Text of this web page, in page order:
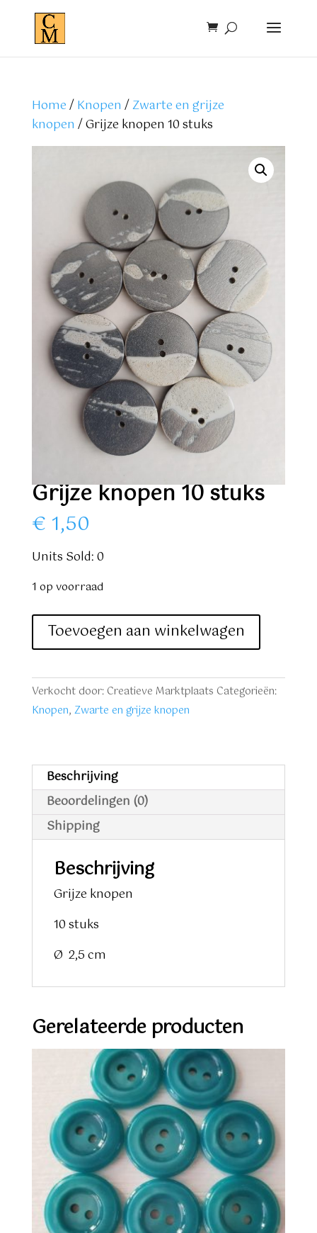
Home/Knopen /Zwarte en grijze
knopen / Grijze knopen 10 stuks
Grijze knopen 10 stuks
€ 1,50
Units Sold: 0
1 op voorraad
Grijze
knopen
stuks
aantal
Toevoegen aan winkelwagen
Verkocht door: Creatieve Marktplaats Categorieën:
Knopen, Zwarte en grijze knopen
Beschrijving
Beoordelingen (0)
Shipping
Beschrijving
Grijze knopen
10 stuks
Ø 2,5 cm
Gerelateerde producten